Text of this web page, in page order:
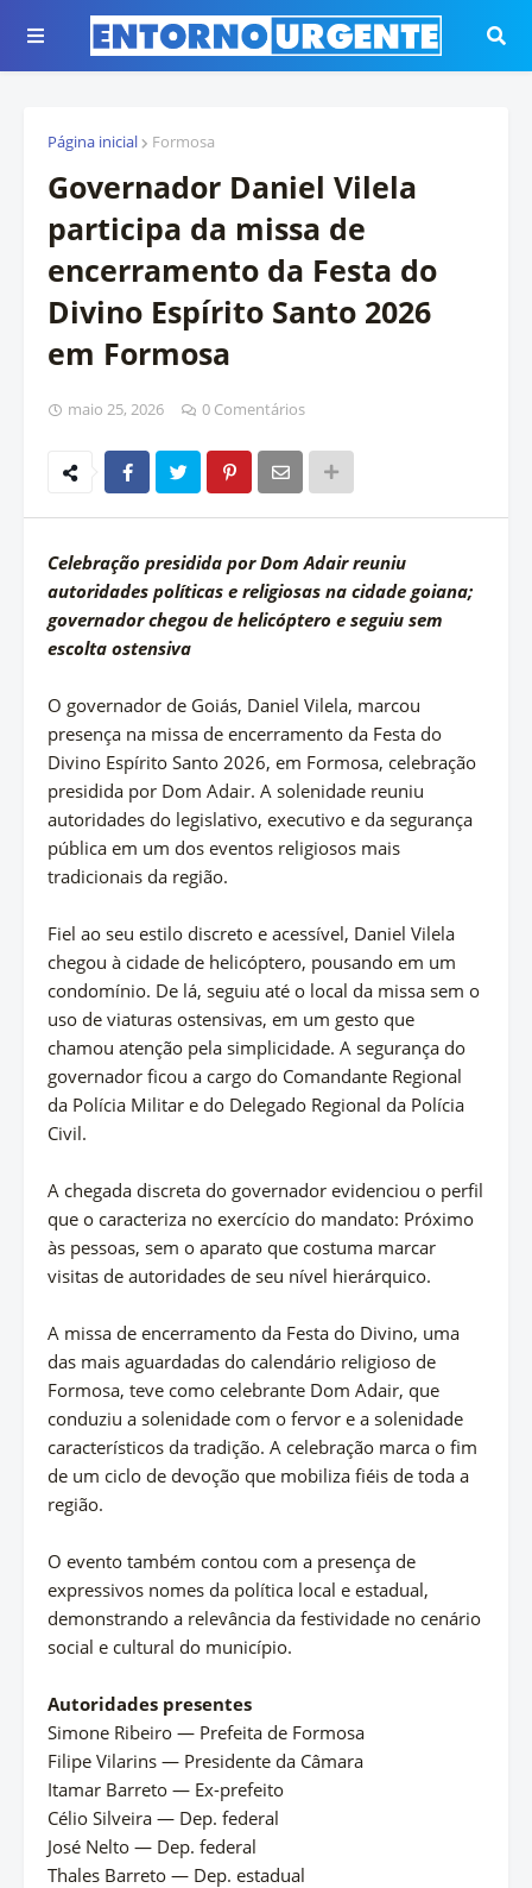
Página inicial Formosa
Governador Daniel Vilela
participa da missa de
encerramento da Festa do
Divino Espírito Santo 2026
em Formosa
maio 25, 2026 0 Comentários
Celebração presidida por Dom Adair reuniu
autoridades políticas e religiosas na cidade goiana;
governador chegou de helicóptero e seguiu sem
escolta ostensiva
O governador de Goiás, Daniel Vilela, marcou
presença na missa de encerramento da Festa do
Divino Espírito Santo 2026, em Formosa, celebração
presidida por Dom Adair. A solenidade reuniu
autoridades do legislativo, executivo e da segurança
pública em um dos eventos religiosos mais
tradicionais da região.
Fiel ao seu estilo discreto e acessível, Daniel Vilela
chegou à cidade de helicóptero, pousando em um
condomínio. De lá, seguiu até o local da missa sem o
uso de viaturas ostensivas, em um gesto que
chamou atenção pela simplicidade. A segurança do
governador ficou a cargo do Comandante Regional
da Polícia Militar e do Delegado Regional da Polícia
Civil.
A chegada discreta do governador evidenciou o perfil
que o caracteriza no exercício do mandato: Próximo
às pessoas, sem o aparato que costuma marcar
visitas de autoridades de seu nível hierárquico.
A missa de encerramento da Festa do Divino, uma
das mais aguardadas do calendário religioso de
Formosa, teve como celebrante Dom Adair, que
conduziu a solenidade com o fervor e a solenidade
característicos da tradição. A celebração marca o fim
de um ciclo de devoção que mobiliza fiéis de toda a
região.
O evento também contou com a presença de
expressivos nomes da política local e estadual,
demonstrando a relevância da festividade no cenário
social e cultural do município.
Autoridades presentes
Simone Ribeiro — Prefeita de Formosa
Filipe Vilarins — Presidente da Câmara
Itamar Barreto — Ex-prefeito
Célio Silveira — Dep. federal
José Nelto — Dep. federal
Thales Barreto — Dep. estadual